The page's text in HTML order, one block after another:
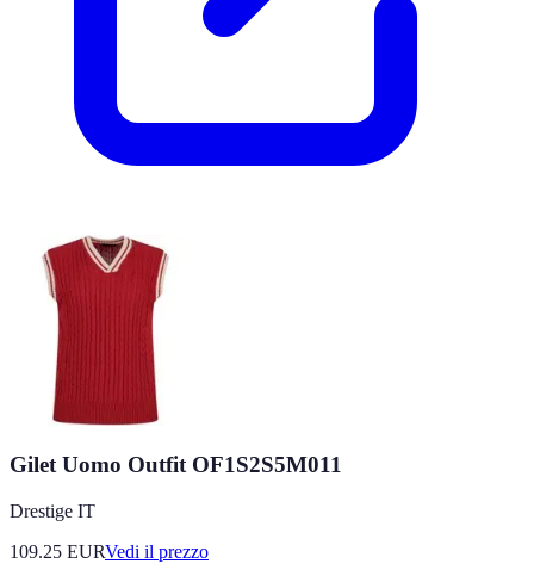
Gilet Uomo Outfit OF1S2S5M011
Drestige IT
109.25 EURVedi il prezzo